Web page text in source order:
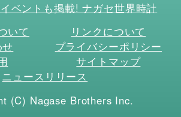
ベントも掲載! ナガセ世界時計
いて
リンクについて
プライバシーポリシー
サイトマップ
ニュースリリース
(C) Nagase Brothers Inc.